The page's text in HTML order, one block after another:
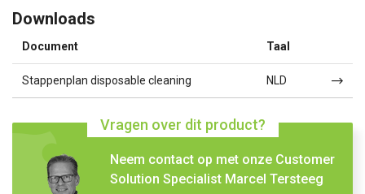
Downloads
Document Taal
Stappenplan disposable cleaning NLD
Vragen over dit product?
Neem contact op met onze Customer
Solution Specialist Marcel Tersteeg